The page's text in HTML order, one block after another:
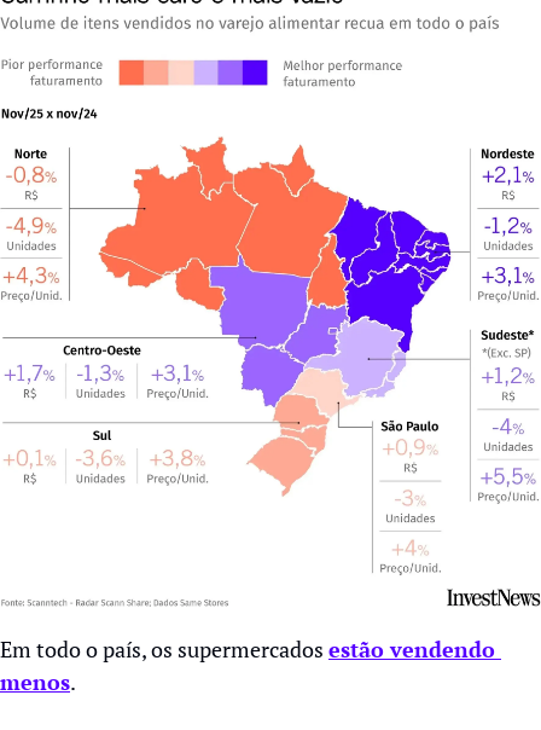
Em todo o país, os supermercados estão vendendo
menos.